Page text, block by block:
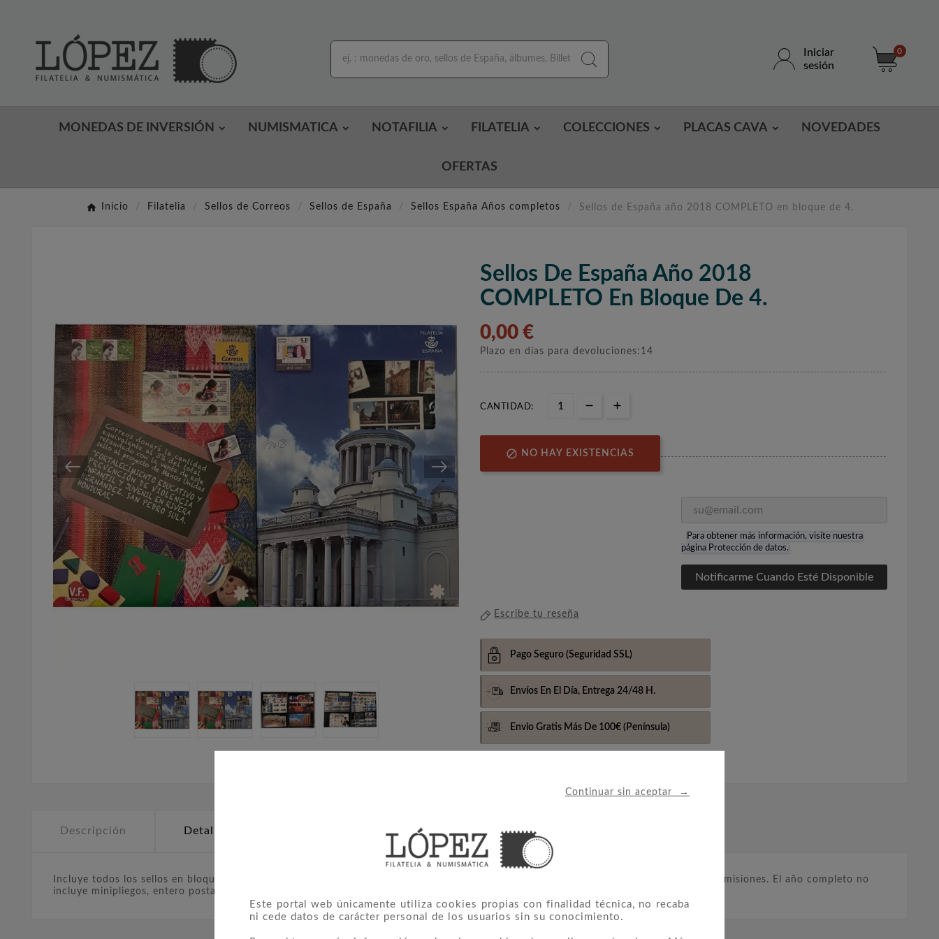
Continuar sin aceptar →
Este portal web únicamente utiliza cookies propias con finalidad técnica, no recaba
ni cede datos de carácter personal de los usuarios sin su conocimiento.
Iniciar
sesión
0
MONEDAS DE INVERSIÓN NUMISMATICA NOTAFILIA FILATELIA COLECCIONES PLACAS CAVA NOVEDADES
OFERTAS
Inicio Filatelia Sellos de Correos Sellos de España Sellos España Años completos Sellos de España año 2018 COMPLETO en bloque de 4.
Sellos De España Año 2018
COMPLETO En Bloque De 4.
0,00 €
Plazo en días para devoluciones:14
CANTIDAD:
 NO HAY EXISTENCIAS
Para obtener más información, visite nuestra
página Protección de datos.
Notificarme Cuando Esté Disponible
Escribe tu reseña
Pago Seguro (Seguridad SSL)
Envíos En El Día, Entrega 24/48 H.
Envio Gratis Más De 100€ (Península)
Descripción Detalles del producto
Incluye todos los sellos en bloque de 4 y también 4 hojitas bloque, de cada emisión. El precio corresponde al valor facial de todas las emisiones. El año completo no
incluye minipliegos, entero postales, aerogramas, sobres entero postales, ni pruebas oficiales.